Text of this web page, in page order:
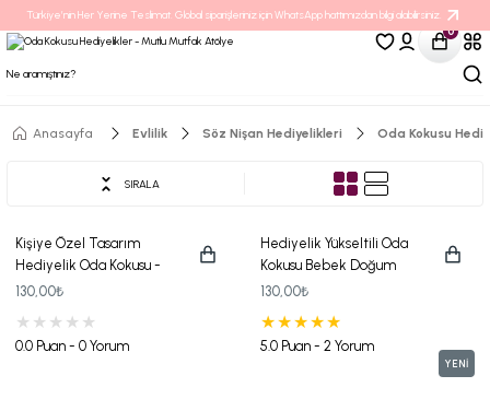
Türkiye’nin Her Yerine Teslimat. Global siparişleriniz için WhatsApp hattımızdan bilgi alabilirsiniz.
0
Anasayfa Evlilik Söz Nişan Hediyelikleri Oda Kokusu
SIRALA
Kişiye Özel Tasarım
Hediyelik Oda Kokusu -
Somon Kurdeleli ve Çiçek
Hatırası)
130,00₺
0.0 Puan - 0 Yorum
Hediyelik Yükseltili Oda
Kokusu Bebek Doğum
Hediyeliği
130,00₺
5.0 Puan - 2 Yorum
YENİ